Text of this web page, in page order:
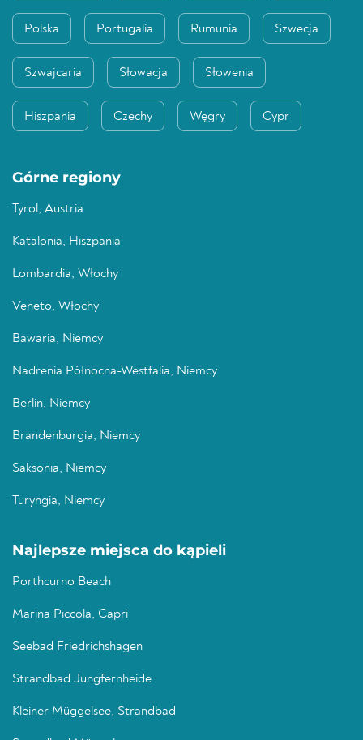
Polska Portugalia Rumunia Szwecja
Szwajcaria Słowacja Słowenia
Hiszpania Czechy Węgry Cypr
Górne regiony
Tyrol, Austria
Katalonia, Hiszpania
Lombardia, Włochy
Veneto, Włochy
Bawaria, Niemcy
Nadrenia Północna-Westfalia, Niemcy
Berlin, Niemcy
Brandenburgia, Niemcy
Saksonia, Niemcy
Turyngia, Niemcy
Najlepsze miejsca do kąpieli
Porthcurno Beach
Marina Piccola, Capri
Seebad Friedrichshagen
Strandbad Jungfernheide
Kleiner Müggelsee, Strandbad